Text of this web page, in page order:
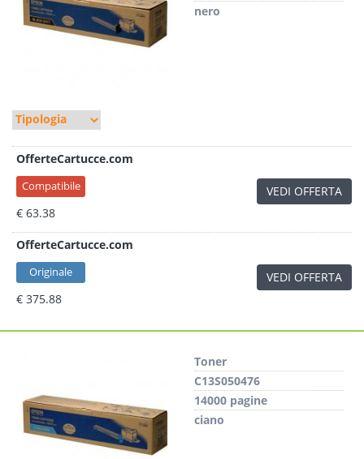
nero
OfferteCartucce.com
Compatibile
€ 63.38
VEDI OFFERTA
OfferteCartucce.com
Originale
€ 375.88
VEDI OFFERTA
Toner
C13S050476
14000 pagine
ciano